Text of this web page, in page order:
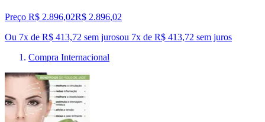
Preço R$ 2.896,02R$ 2.896,02
Ou 7x de R$ 413,72 sem jurosou 7x de R$ 413,72 sem juros
Compra Internacional